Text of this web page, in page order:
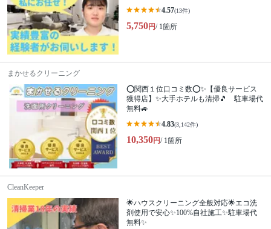
4.57(13件)
5,750円/ 1箇所
まかせるクリーニング
⭕関西１位口コミ数⭕✨【優良サービス
獲得店】✨大手ホテルも清掃🎵 駐車場代
無料🚙
4.83(3,142件)
10,350円/ 1箇所
CleanKeeper
🌟ハウスクリーニング全般対応🌟エコ洗
剤使用で安心✨100%自社施工✨駐車場代
無料✨